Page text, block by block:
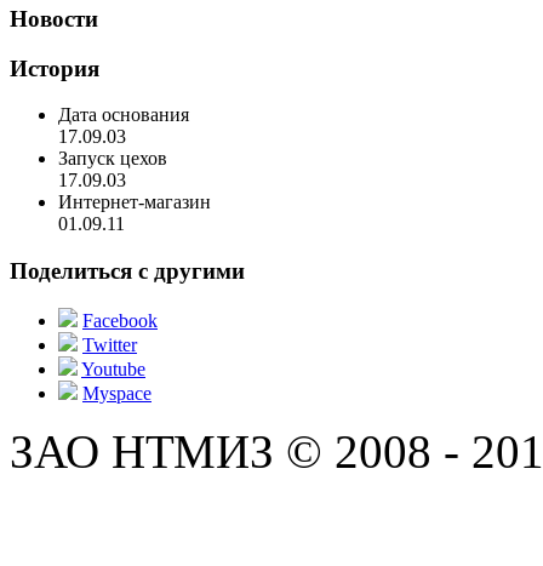
Новости
История
Дата основания
17.09.03
Запуск цехов
17.09.03
Интернет-магазин
01.09.11
Поделиться с другими
Facebook
Twitter
Youtube
Myspace
ЗАО НТМИЗ © 2008 -